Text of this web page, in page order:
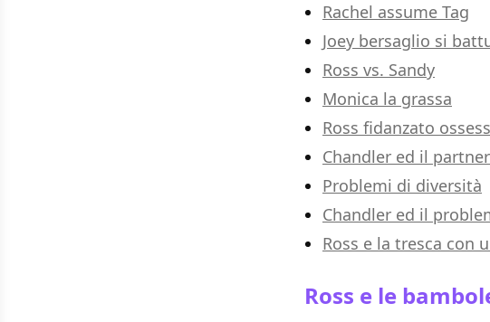
Rachel assume Tag
Joey bersaglio si
Ross vs. Sandy
Monica la grassa
Ross fidanzato
Chandler ed il
Problemi di diversità
Chandler ed il
Ross e la tresca con
Ross e le